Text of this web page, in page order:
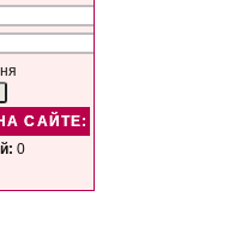
САЙТЕ:
0